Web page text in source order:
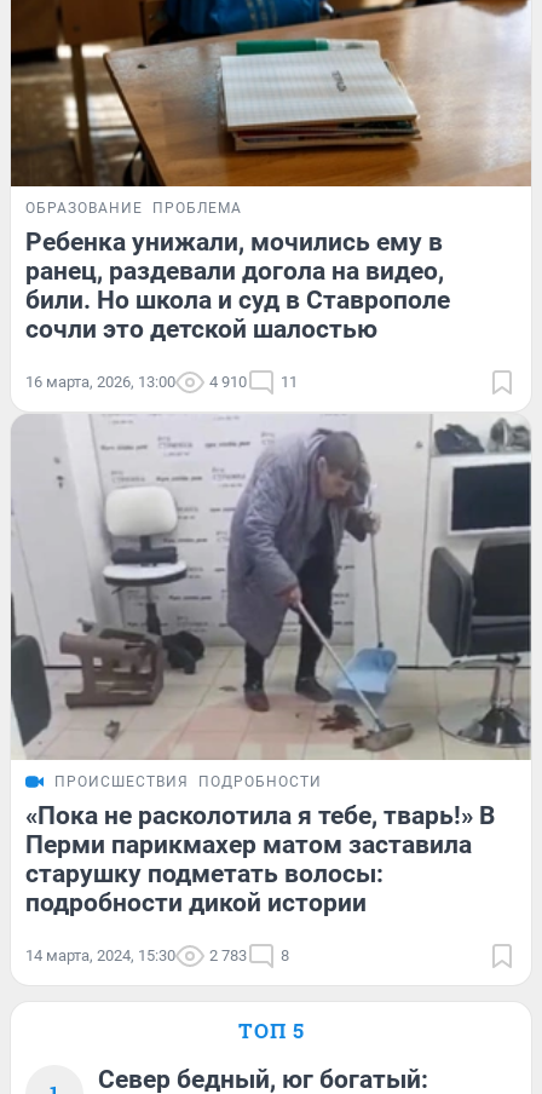
ОБРАЗОВАНИЕ ПРОБЛЕМА
Ребенка унижали, мочились ему в
ранец, раздевали догола на видео,
били. Но школа и суд в Ставрополе
сочли это детской шалостью
16 марта, 2026, 13:00 4 910 11
ПРОИСШЕСТВИЯ ПОДРОБНОСТИ
«Пока не расколотила я тебе, тварь!» В
Перми парикмахер матом заставила
старушку подметать волосы:
подробности дикой истории
14 марта, 2024, 15:30 2 783 8
ТОП 5
Север бедный, юг богатый: